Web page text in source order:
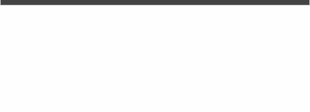
Croisière dégustation
Visites gourmandes -